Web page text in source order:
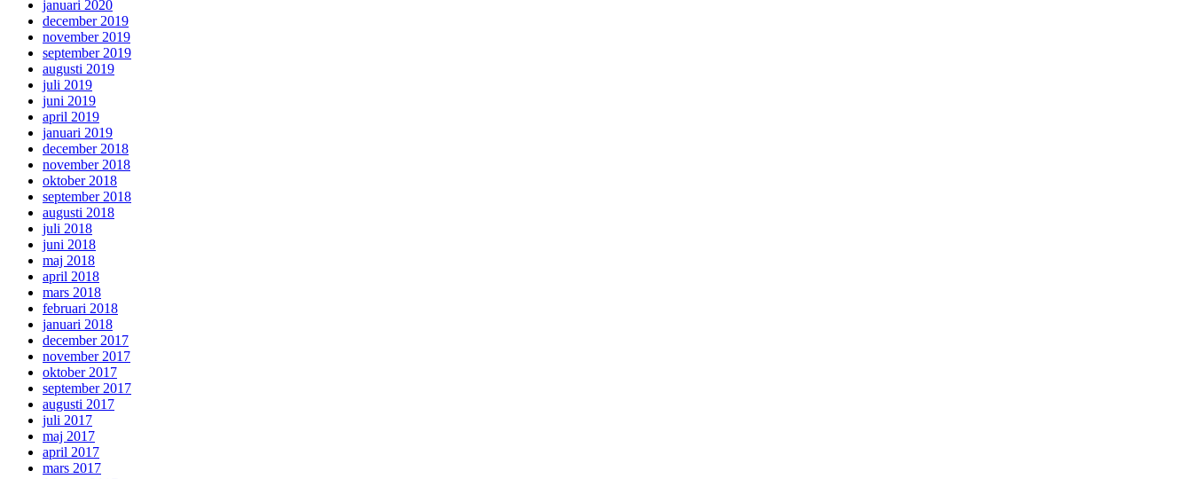
januari 2020
december 2019
november 2019
september 2019
augusti 2019
juli 2019
juni 2019
april 2019
januari 2019
december 2018
november 2018
oktober 2018
september 2018
augusti 2018
juli 2018
juni 2018
maj 2018
april 2018
mars 2018
februari 2018
januari 2018
december 2017
november 2017
oktober 2017
september 2017
augusti 2017
juli 2017
maj 2017
april 2017
mars 2017